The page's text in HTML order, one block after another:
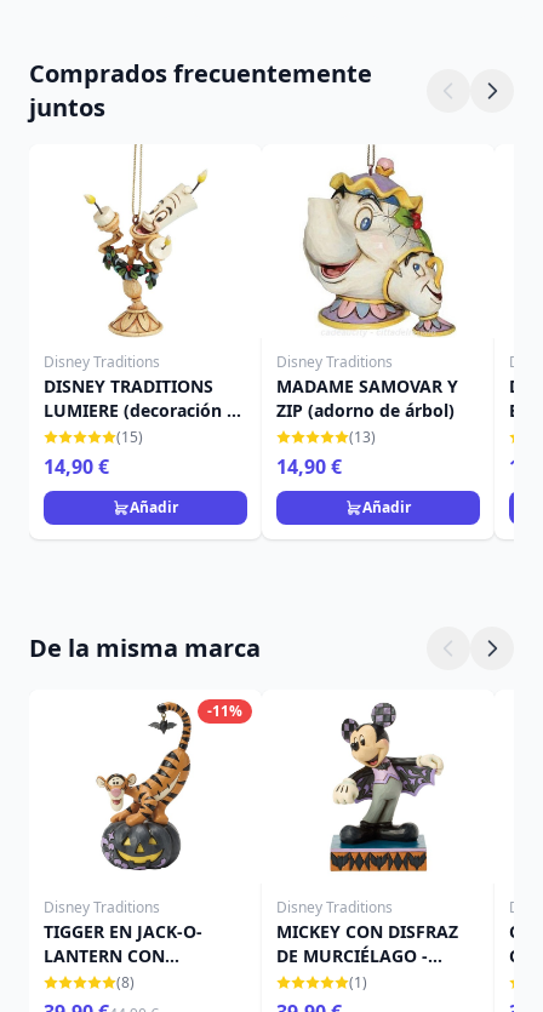
Comprados frecuentemente
juntos
Disney Traditions
DISNEY TRADITIONS
LUMIERE (decoración de
árbol)
(15)
14,90 €
Añadir
Disney Traditions
MADAME SAMOVAR Y
ZIP (adorno de árbol)
(13)
14,90 €
Añadir
De la misma marca
-11%
Disney Traditions
TIGGER EN JACK-O-
LANTERN CON
MURCIÉLAGO - DISNEY
TRADITIONS
(8)
Disney Traditions
MICKEY CON DISFRAZ
DE MURCIÉLAGO -
DISNEY TRADITIONS
(1)